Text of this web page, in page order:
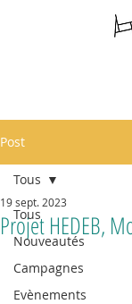
Post
Tous
Nouveautés
Campagnes
Evènements
Tous
Projet HEDEB,
19 sept. 2023